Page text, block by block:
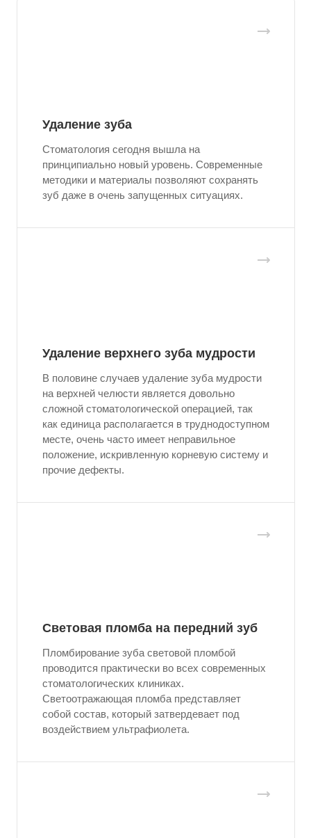
Удаление зуба
Стоматология сегодня вышла на
принципиально новый уровень. Современные
методики и материалы позволяют сохранять
зуб даже в очень запущенных ситуациях.
Удаление верхнего зуба мудрости
В половине случаев удаление зуба мудрости
на верхней челюсти является довольно
сложной стоматологической операцией, так
как единица располагается в труднодоступном
месте, очень часто имеет неправильное
положение, искривленную корневую систему и
прочие дефекты.
Световая пломба на передний зуб
Пломбирование зуба световой пломбой
проводится практически во всех современных
стоматологических клиниках.
Светоотражающая пломба представляет
собой состав, который затвердевает под
воздействием ультрафиолета.